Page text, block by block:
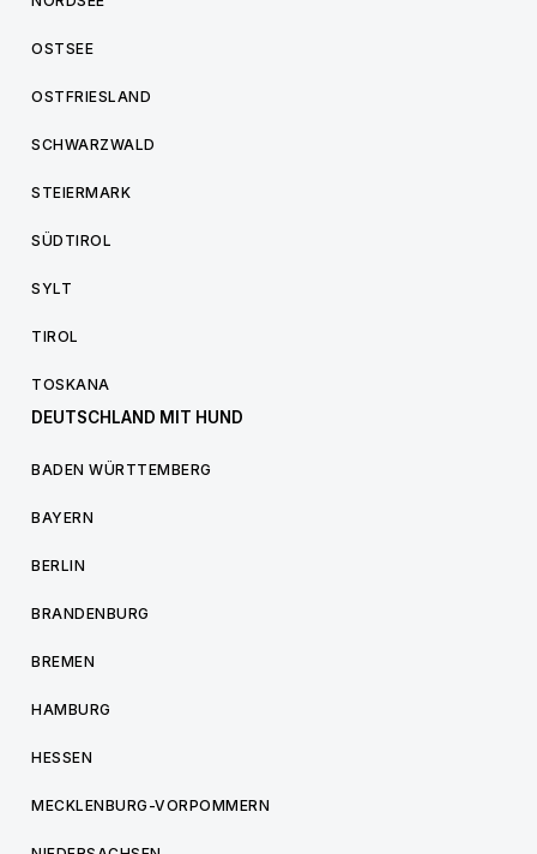
OSTSEE
OSTFRIESLAND
SCHWARZWALD
STEIERMARK
SÜDTIROL
SYLT
TIROL
TOSKANA
DEUTSCHLAND MIT HUND
BADEN WÜRTTEMBERG
BAYERN
BERLIN
BRANDENBURG
BREMEN
HAMBURG
HESSEN
MECKLENBURG-VORPOMMERN